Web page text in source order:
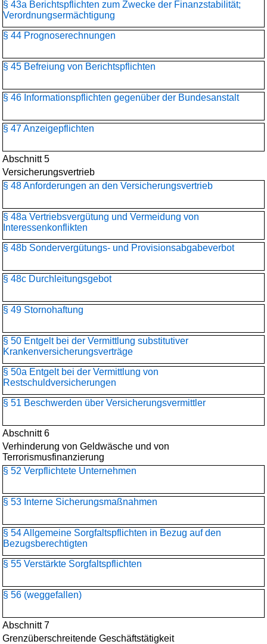
§ 43a Berichtspflichten zum Zwecke der Finanzstabilität;
Verordnungsermächtigung
§ 44 Prognoserechnungen
§ 45 Befreiung von Berichtspflichten
§ 46 Informationspflichten gegenüber der Bundesanstalt
§ 47 Anzeigepflichten
Abschnitt 5
Versicherungsvertrieb
§ 48 Anforderungen an den Versicherungsvertrieb
§ 48a Vertriebsvergütung und Vermeidung von
Interessenkonflikten
§ 48b Sondervergütungs- und Provisionsabgabeverbot
§ 48c Durchleitungsgebot
§ 49 Stornohaftung
§ 50 Entgelt bei der Vermittlung substitutiver
Krankenversicherungsverträge
§ 50a Entgelt bei der Vermittlung von
Restschuldversicherungen
§ 51 Beschwerden über Versicherungsvermittler
Abschnitt 6
Verhinderung von Geldwäsche und von
Terrorismusfinanzierung
§ 52 Verpflichtete Unternehmen
§ 53 Interne Sicherungsmaßnahmen
§ 54 Allgemeine Sorgfaltspflichten in Bezug auf den
Bezugsberechtigten
§ 55 Verstärkte Sorgfaltspflichten
§ 56 (weggefallen)
Abschnitt 7
Grenzüberschreitende Geschäftstätigkeit